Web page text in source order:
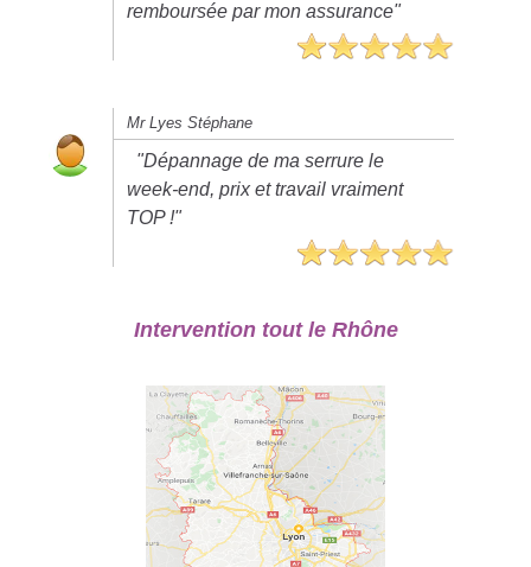
remboursée par mon assurance"
Mr Lyes Stéphane
"Dépannage de ma serrure le
week-end, prix et travail vraiment
TOP !"
Intervention tout le Rhône